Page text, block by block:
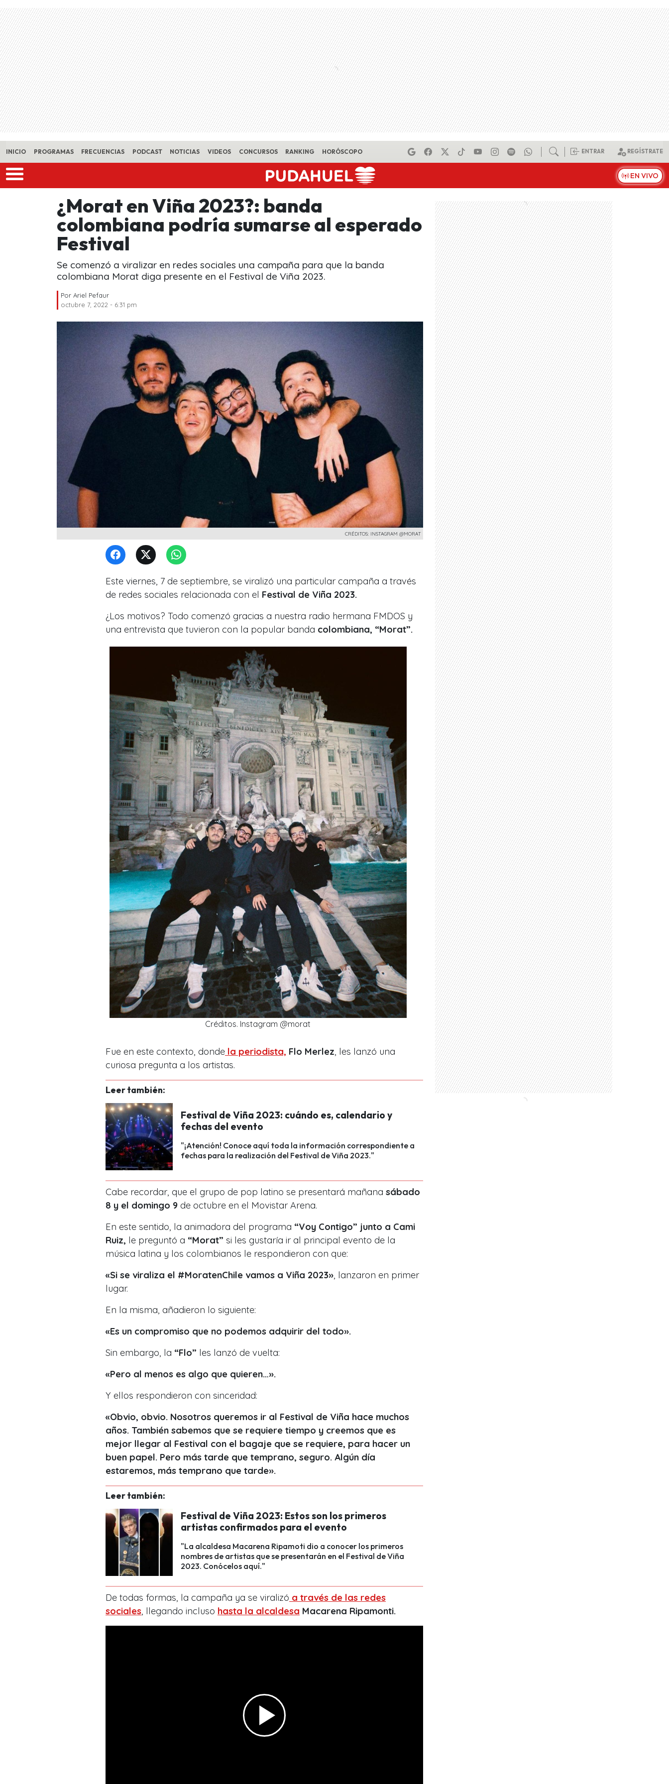
Skip to main content
INICIO PROGRAMAS FRECUENCIAS PODCAST NOTICIAS VIDEOS CONCURSOS RANKING HORÓSCOPO ENTRAR REGÍSTRATE
EN VIVO
¿Morat en Viña 2023?: banda
colombiana podría sumarse al esperado
Festival
Se comenzó a viralizar en redes sociales una campaña para que la banda
colombiana Morat diga presente en el Festival de Viña 2023.
Por Ariel Pefaur
octubre 7, 2022 - 6:31 pm
CRÉDITOS: INSTAGRAM @MORAT
Este viernes, 7 de septiembre, se viralizó una particular campaña a través
de redes sociales relacionada con el Festival de Viña 2023.
¿Los motivos? Todo comenzó gracias a nuestra radio hermana FMDOS y
una entrevista que tuvieron con la popular banda colombiana, “Morat”.
Créditos. Instagram @morat
Fue en este contexto, donde la periodista, Flo Merlez, les lanzó una
curiosa pregunta a los artistas.
Leer también:
Festival de Viña 2023: cuándo es, calendario y
fechas del evento
"¡Atención! Conoce aquí toda la información correspondiente a
fechas para la realización del Festival de Viña 2023."
Cabe recordar, que el grupo de pop latino se presentará mañana sábado
8 y el domingo 9 de octubre en el Movistar Arena.
En este sentido, la animadora del programa “Voy Contigo” junto a Cami
Ruiz, le preguntó a “Morat” si les gustaría ir al principal evento de la
música latina y los colombianos le respondieron con que:
«Si se viraliza el #MoratenChile vamos a Viña 2023», lanzaron en primer
lugar.
En la misma, añadieron lo siguiente:
«Es un compromiso que no podemos adquirir del todo».
Sin embargo, la “Flo” les lanzó de vuelta:
«Pero al menos es algo que quieren…».
Y ellos respondieron con sinceridad:
«Obvio, obvio. Nosotros queremos ir al Festival de Viña hace muchos
años. También sabemos que se requiere tiempo y creemos que es
mejor llegar al Festival con el bagaje que se requiere, para hacer un
buen papel. Pero más tarde que temprano, seguro. Algún día
estaremos, más temprano que tarde».
Leer también:
Festival de Viña 2023: Estos son los primeros
artistas confirmados para el evento
"La alcaldesa Macarena Ripamoti dio a conocer los primeros
nombres de artistas que se presentarán en el Festival de Viña
2023. Conócelos aquí."
De todas formas, la campaña ya se viralizó a través de las redes
sociales, llegando incluso hasta la alcaldesa Macarena Ripamonti.